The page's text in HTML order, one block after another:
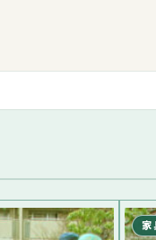
家